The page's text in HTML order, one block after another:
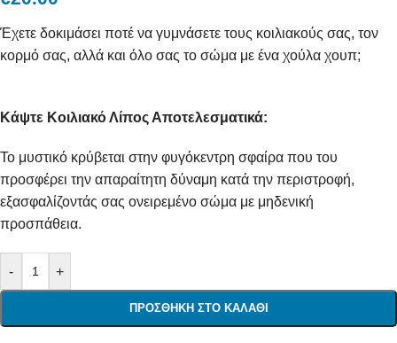
Έχετε δοκιμάσει ποτέ να γυμνάσετε τους κοιλιακούς σας, τον
κορμό σας, αλλά και όλο σας το σώμα με ένα χούλα χουπ;
Κάψτε Κοιλιακό Λίπος Αποτελεσματικά:
Το μυστικό κρύβεται στην φυγόκεντρη σφαίρα που του
προσφέρει την απαραίτητη δύναμη κατά την περιστροφή,
εξασφαλίζοντάς σας ονειρεμένο σώμα με μηδενική
προσπάθεια.
- +
ΠΡΟΣΘΉΚΗ ΣΤΟ ΚΑΛΆΘΙ